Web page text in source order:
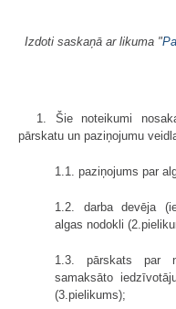
Izdoti saskaņā ar likuma "
1. Šie noteikumi
pārskatu un paziņojumu
1.1. paziņojums par
1.2. darba devēja
algas nodokli
1.3. pārskats par
samaksāto
(3.pielikums);